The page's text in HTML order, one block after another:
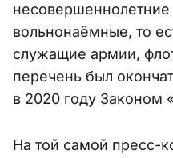
несовершеннолетние
вольнонаёмные, то
служащие армии,
перечень был
в 2020 году Законом
На той самой пресс-